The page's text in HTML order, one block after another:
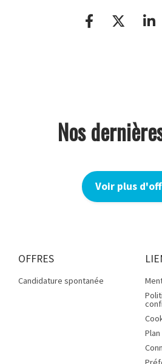
Nos
Voir plus
OFFRES
Candidature spontanée